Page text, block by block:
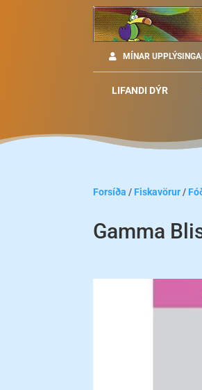
MÍNAR
LIFANDI DÝR
Forsíða / Fiskavörur/
Gamma